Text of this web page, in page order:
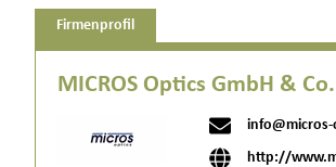
Firmenprofil
MICROS Optics GmbH &
http://